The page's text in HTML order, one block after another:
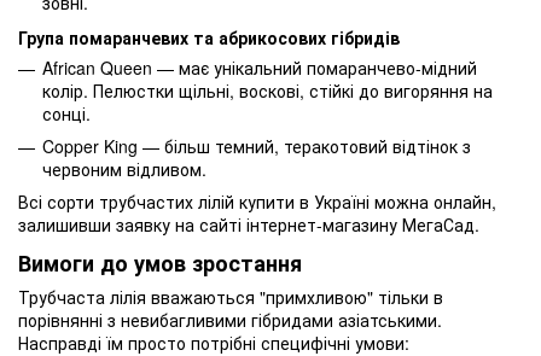
Група помаранчевих та абрикосових гібридів
African Queen — має унікальний помаранчево-мідний
колір. Пелюстки щільні, воскові, стійкі до вигоряння на
сонці.
Copper King — більш темний, теракотовий відтінок з
червоним відливом.
Всі сорти трубчастих лілій купити в Україні можна онлайн,
залишивши заявку на сайті інтернет-магазину МегаСад.
Вимоги до умов зростання
Трубчаста лілія вважаються "примхливою" тільки в
порівнянні з невибагливими гібридами азіатськими.
Насправді їм просто потрібні специфічні умови: